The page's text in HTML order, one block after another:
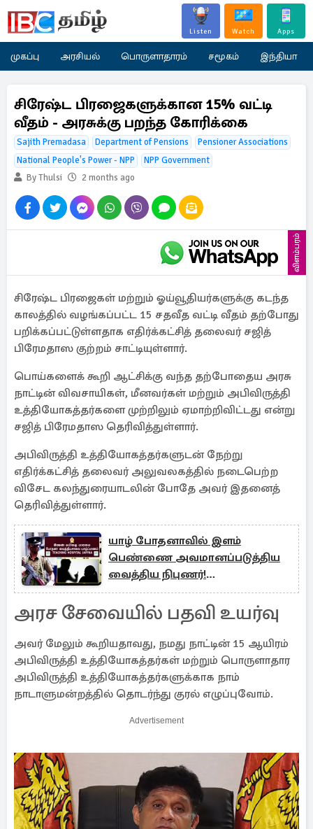
Listen Watch Apps
முகப்பு அரசியல் பொருளாதாரம் சமூகம் இந்தியா
சிரேஷ்ட பிரஜைகளுக்கான 15% வட்டி
வீதம் - அரசுக்கு பறந்த கோரிக்கை
Sajith Premadasa Department of Pensions
Pensioner Associations
National People's Power - NPP
NPP Government
By Thulsi
2 months ago
விளம்பரம்
சிரேஷ்ட பிரஜைகள் மற்றும் ஓய்வூதியர்களுக்கு கடந்த
காலத்தில் வழங்கப்பட்ட 15 சதவீத வட்டி வீதம் தற்போது
பறிக்கப்பட்டுள்ளதாக எதிர்க்கட்சித் தலைவர் சஜித்
பிரேமதாஸ குற்றம் சாட்டியுள்ளார்.
பொய்களைக் கூறி ஆட்சிக்கு வந்த தற்போதைய அரசு
நாட்டின் விவசாயிகள், மீனவர்கள் மற்றும் அபிவிருத்தி
உத்தியோகத்தர்களை முற்றிலும் ஏமாற்றிவிட்டது என்று
சஜித் பிரேமதாஸ தெரிவித்துள்ளார்.
அபிவிருத்தி உத்தியோகத்தர்களுடன் நேற்று
எதிர்க்கட்சித் தலைவர் அலுவலகத்தில் நடைபெற்ற
விசேட கலந்துரையாடலின் போதே அவர் இதனைத்
தெரிவித்துள்ளார்.
யாழ் போதனாவில் இளம்
பெண்ணை அவமானப்படுத்திய
வைத்திய நிபுணர்!
காவல்நிலையத்தில் முறைப்பாடு
அரச சேவையில் பதவி உயர்வு
அவர் மேலும் கூறியதாவது, நமது நாட்டின் 15 ஆயிரம்
அபிவிருத்தி உத்தியோகத்தர்கள் மற்றும் பொருளாதார
அபிவிருத்தி உத்தியோகத்தர்களுக்காக நாம்
நாடாளுமன்றத்தில் தொடர்ந்து குரல் எழுப்புவோம்.
Advertisement